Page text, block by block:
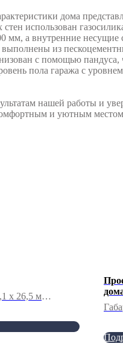
дома
использован
мм, а внутренние несущие
выполнены из
с помощью пандуса,
пола гаража с
нашей работы и
и уютным
x 26,5 м